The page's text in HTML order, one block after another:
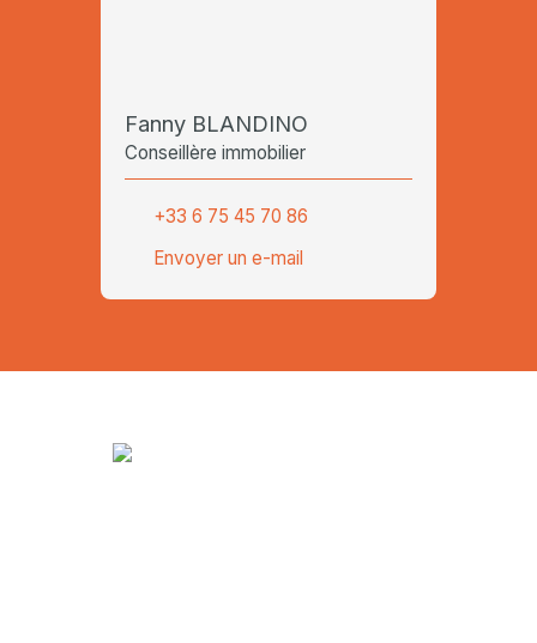
Fanny BLANDINO
Conseillère immobilier
+33 6 75 45 70 86
Envoyer un e-mail